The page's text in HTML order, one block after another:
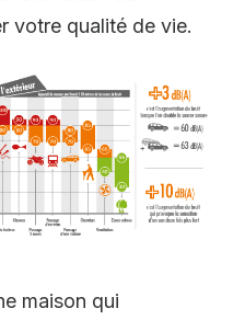
votre qualité de vie.
maison qui